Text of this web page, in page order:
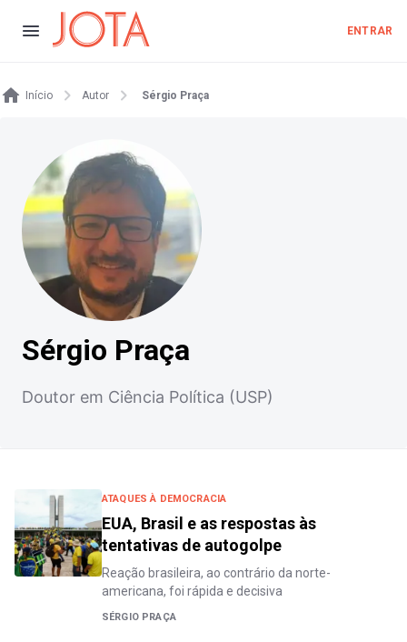
ENTRAR
Início Autor Sérgio Praça
Sérgio Praça
Doutor em Ciência Política (USP)
ATAQUES À DEMOCRACIA
EUA, Brasil e as respostas às
tentativas de autogolpe
Reação brasileira, ao contrário da norte-
americana, foi rápida e decisiva
SÉRGIO PRAÇA